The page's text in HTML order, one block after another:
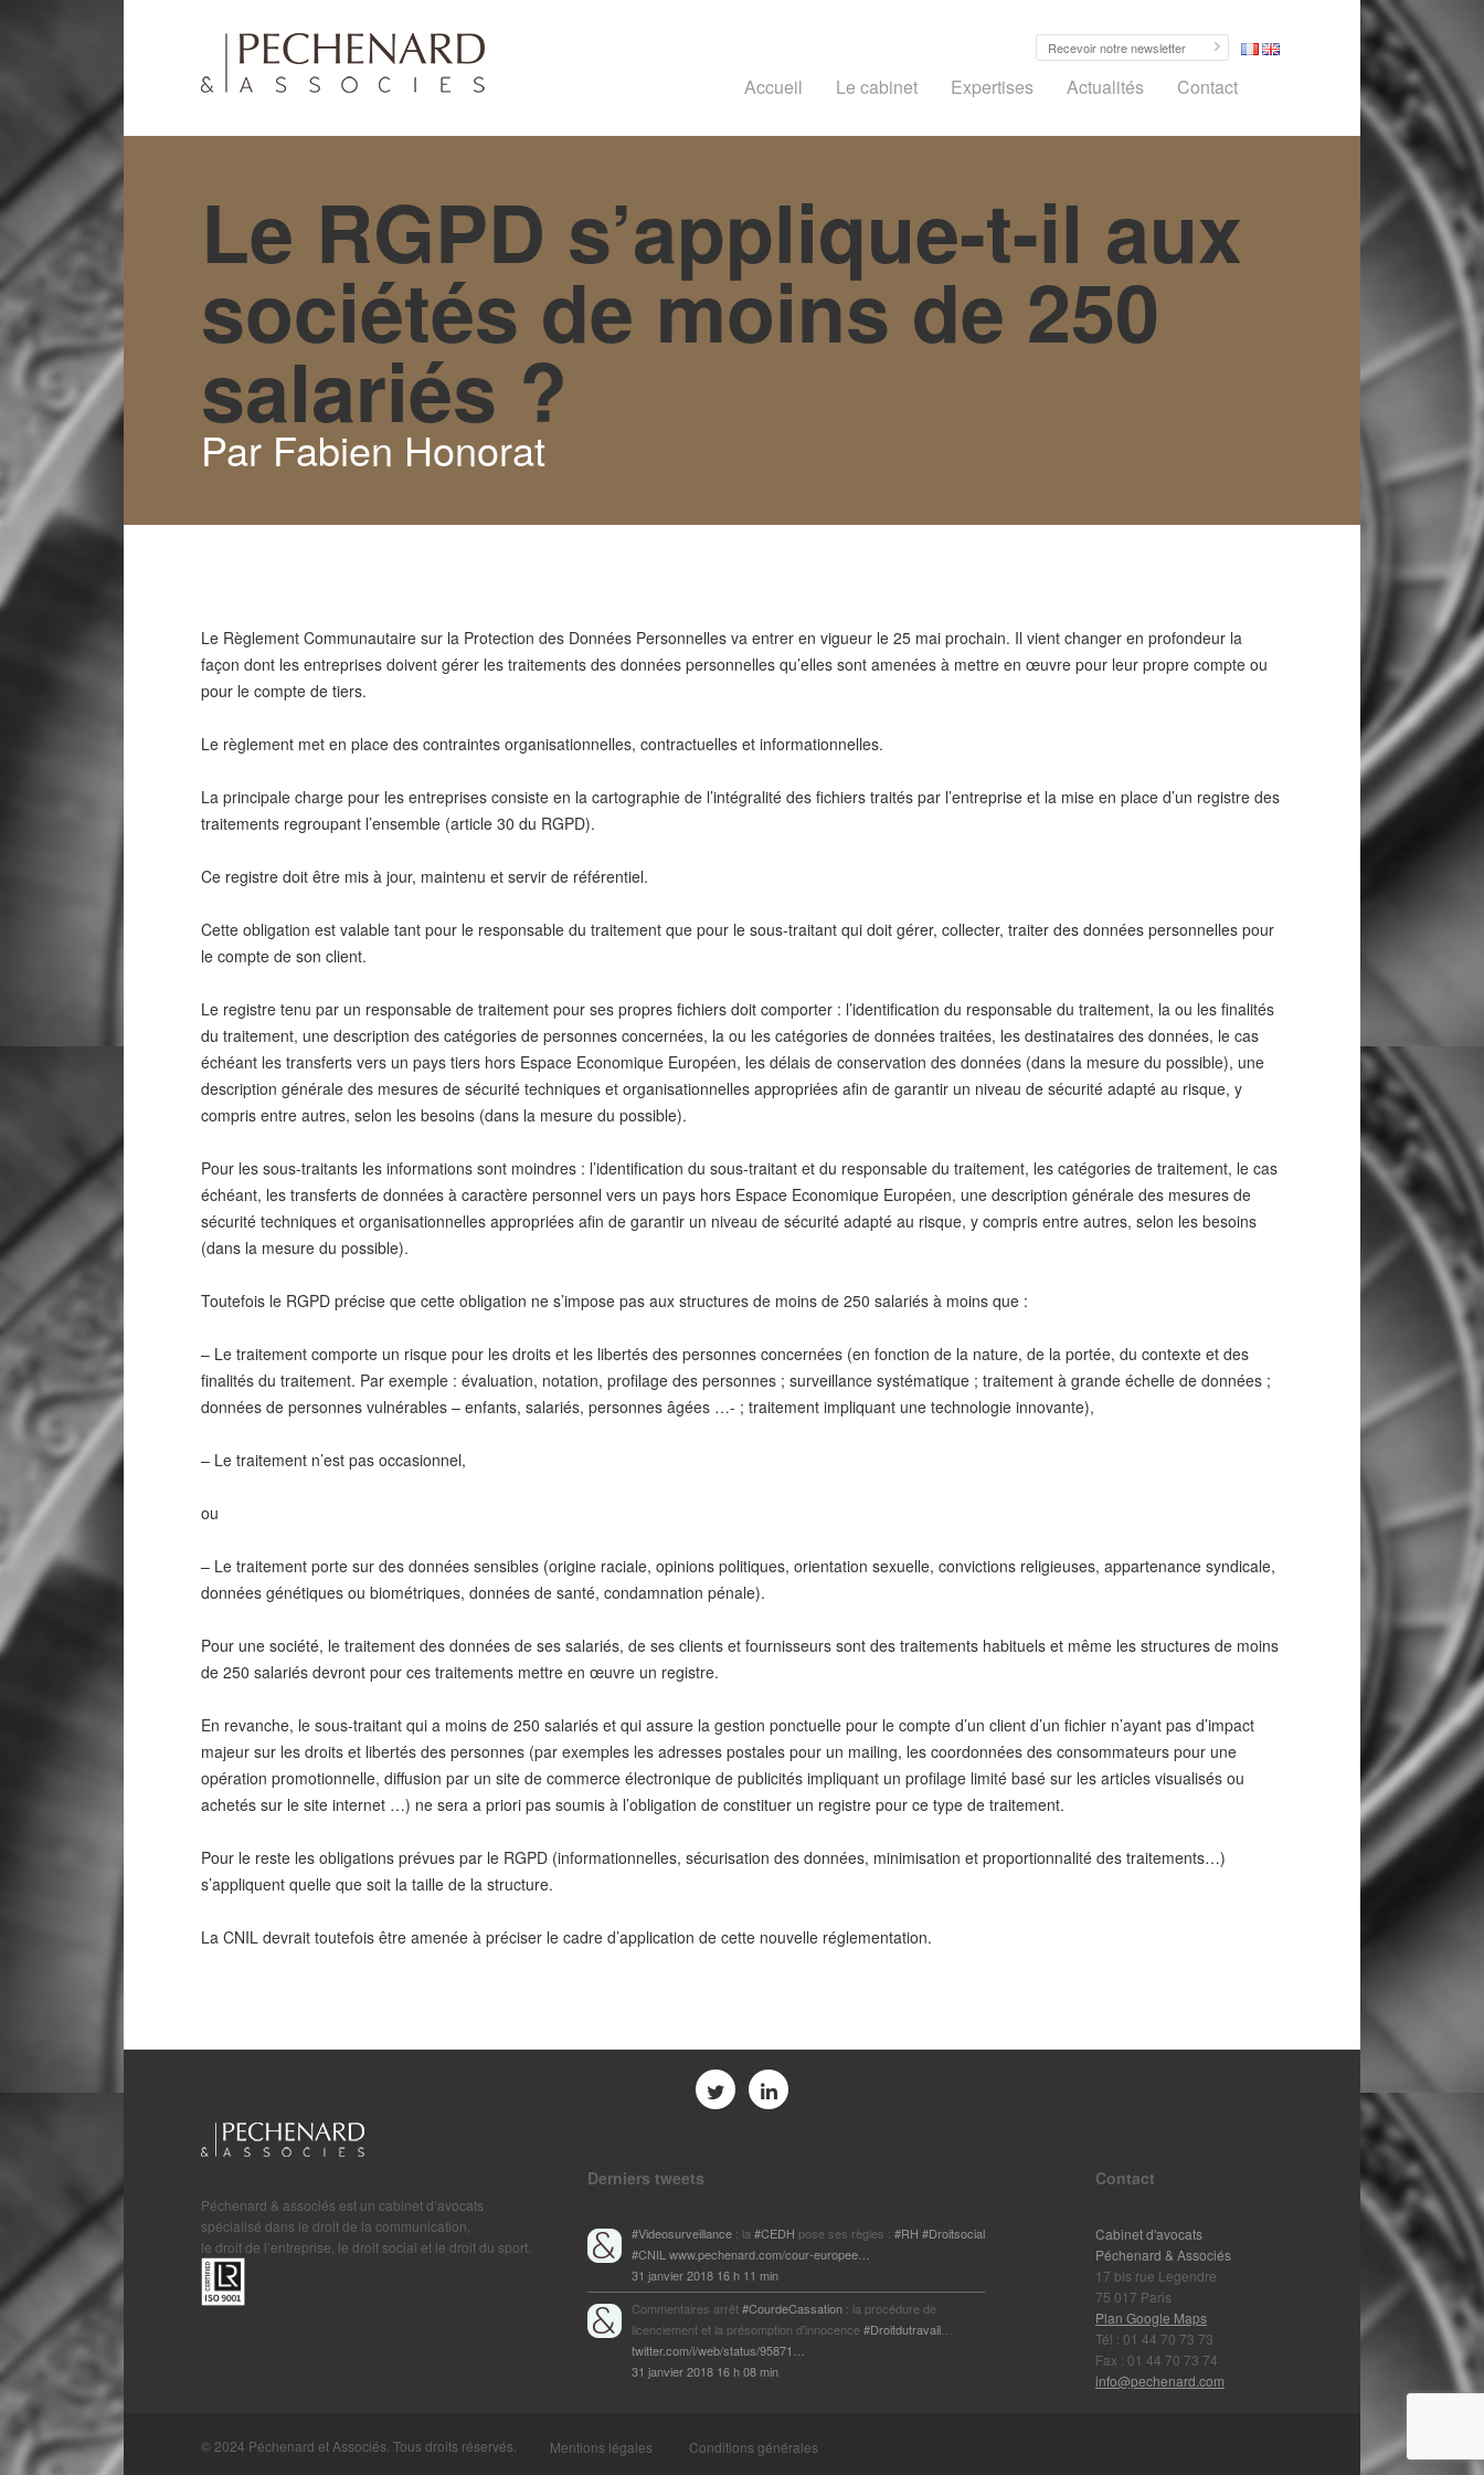
Accueil Le cabinet Expertises Actualités Contact
Le RGPD s’applique-t-il aux
sociétés de moins de 250
salariés ?
Par Fabien Honorat
Le Règlement Communautaire sur la Protection des Données Personnelles va entrer en vigueur le 25 mai prochain. Il vient changer en profondeur la
façon dont les entreprises doivent gérer les traitements des données personnelles qu’elles sont amenées à mettre en œuvre pour leur propre compte ou
pour le compte de tiers.
Le règlement met en place des contraintes organisationnelles, contractuelles et informationnelles.
La principale charge pour les entreprises consiste en la cartographie de l’intégralité des fichiers traités par l’entreprise et la mise en place d’un registre des
traitements regroupant l’ensemble (article 30 du RGPD).
Ce registre doit être mis à jour, maintenu et servir de référentiel.
Cette obligation est valable tant pour le responsable du traitement que pour le sous-traitant qui doit gérer, collecter, traiter des données personnelles pour
le compte de son client.
Le registre tenu par un responsable de traitement pour ses propres fichiers doit comporter : l’identification du responsable du traitement, la ou les finalités
du traitement, une description des catégories de personnes concernées, la ou les catégories de données traitées, les destinataires des données, le cas
échéant les transferts vers un pays tiers hors Espace Economique Européen, les délais de conservation des données (dans la mesure du possible), une
description générale des mesures de sécurité techniques et organisationnelles appropriées afin de garantir un niveau de sécurité adapté au risque, y
compris entre autres, selon les besoins (dans la mesure du possible).
Pour les sous-traitants les informations sont moindres : l’identification du sous-traitant et du responsable du traitement, les catégories de traitement, le cas
échéant, les transferts de données à caractère personnel vers un pays hors Espace Economique Européen, une description générale des mesures de
sécurité techniques et organisationnelles appropriées afin de garantir un niveau de sécurité adapté au risque, y compris entre autres, selon les besoins
(dans la mesure du possible).
Toutefois le RGPD précise que cette obligation ne s’impose pas aux structures de moins de 250 salariés à moins que :
– Le traitement comporte un risque pour les droits et les libertés des personnes concernées (en fonction de la nature, de la portée, du contexte et des
finalités du traitement. Par exemple : évaluation, notation, profilage des personnes ; surveillance systématique ; traitement à grande échelle de données ;
données de personnes vulnérables – enfants, salariés, personnes âgées …- ; traitement impliquant une technologie innovante),
– Le traitement n’est pas occasionnel,
ou
– Le traitement porte sur des données sensibles (origine raciale, opinions politiques, orientation sexuelle, convictions religieuses, appartenance syndicale,
données génétiques ou biométriques, données de santé, condamnation pénale).
Pour une société, le traitement des données de ses salariés, de ses clients et fournisseurs sont des traitements habituels et même les structures de moins
de 250 salariés devront pour ces traitements mettre en œuvre un registre.
En revanche, le sous-traitant qui a moins de 250 salariés et qui assure la gestion ponctuelle pour le compte d’un client d’un fichier n’ayant pas d’impact
majeur sur les droits et libertés des personnes (par exemples les adresses postales pour un mailing, les coordonnées des consommateurs pour une
opération promotionnelle, diffusion par un site de commerce électronique de publicités impliquant un profilage limité basé sur les articles visualisés ou
achetés sur le site internet …) ne sera a priori pas soumis à l’obligation de constituer un registre pour ce type de traitement.
Pour le reste les obligations prévues par le RGPD (informationnelles, sécurisation des données, minimisation et proportionnalité des traitements…)
s’appliquent quelle que soit la taille de la structure.
La CNIL devrait toutefois être amenée à préciser le cadre d’application de cette nouvelle réglementation.
Péchenard & associés est un cabinet d’avocats
spécialisé dans le droit de la communication,
le droit de l’entreprise, le droit social et le droit du sport.
Derniers tweets
#Videosurveillance : la #CEDH pose ses règles : #RH #Droitsocial
#CNIL www.pechenard.com/cour-europee…
31 janvier 2018 16 h 11 min
Commentaires arrêt#CourdeCassation : la procédure de
licenciement et la présomption d'innocence#Droitdutravail
twitter.com/i/web/status/95871…
31 janvier 2018 16 h 08 min
Contact
Cabinet d'avocats
Péchenard & Associés
17 bis rue Legendre
75 017 Paris
Plan Google Maps
Tél : 01 44 70 73 73
Fax : 01 44 70 73 74
info@pechenard.com
© 2024 Péchenard et Associés. Tous droits réservés. Mentions légales Conditions générales